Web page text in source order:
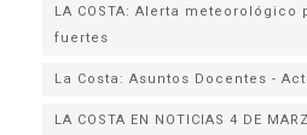
LA COSTA: Alerta meteorológico
fuertes
La Costa: Asuntos Docentes -
LA COSTA EN NOTICIAS 4 DE